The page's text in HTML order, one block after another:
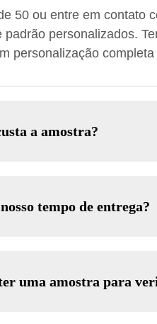
50 ou entre em contato
padrão personalizados.
personalização completa
a amostra?
tempo de entrega?
uma amostra para